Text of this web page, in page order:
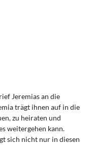
Jeremias an die
trägt ihnen auf in die
zu heiraten und
weitergehen kann.
sich nicht nur in diesen